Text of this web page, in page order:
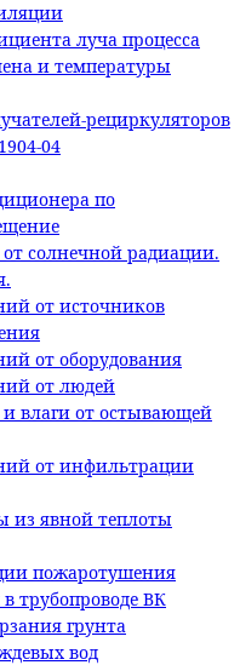
луча процесса
и температуры
рециркуляторов
04
по
солнечной радиации.
от источников
от оборудования
от людей
и влаги от остывающей
от инфильтрации
из явной теплоты
пожаротушения
трубопроводе ВК
грунта
вод